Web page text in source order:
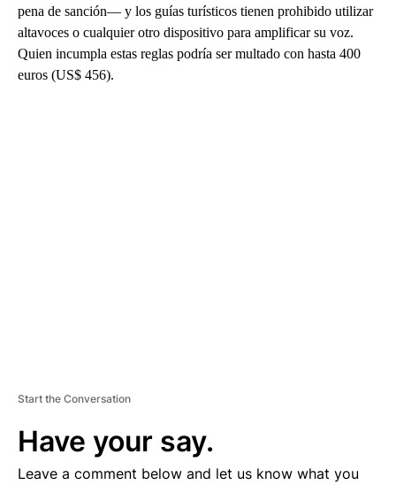
pena de sanción— y los guías turísticos tienen prohibido utilizar
altavoces o cualquier otro dispositivo para amplificar su voz.
Quien incumpla estas reglas podría ser multado con hasta 400
euros (US$ 456).
Start the Conversation
Have your say.
Leave a comment below and let us know what you